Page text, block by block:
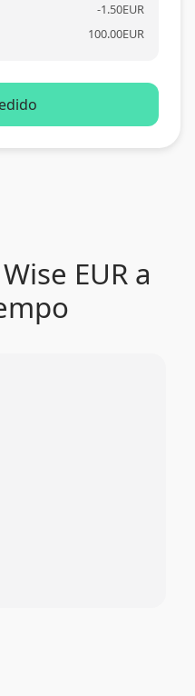
-1.50EUR
100.00EUR
EUR a